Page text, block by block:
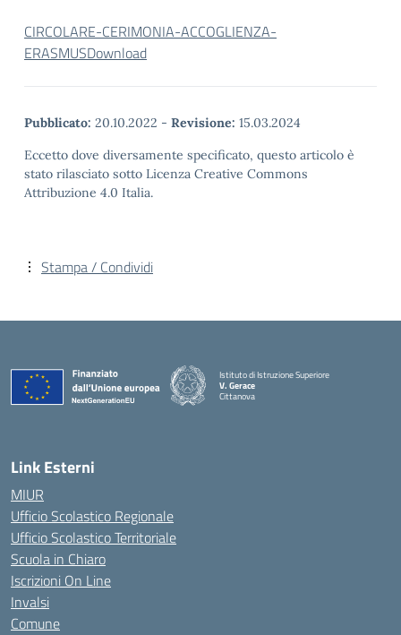
CIRCOLARE-CERIMONIA-ACCOGLIENZA-
ERASMUSDownload
Pubblicato: 20.10.2022 - Revisione: 15.03.2024
Eccetto dove diversamente specificato, questo articolo è
stato rilasciato sotto Licenza Creative Commons
Attribuzione 4.0 Italia.
Stampa / Condividi
Istituto di Istruzione Superiore
V. Gerace
Cittanova
Link Esterni
MIUR
Ufficio Scolastico Regionale
Ufficio Scolastico Territoriale
Scuola in Chiaro
Iscrizioni On Line
Invalsi
Comune